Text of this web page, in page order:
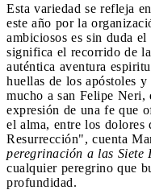
Esta variedad se refleja
este año por la
ambiciosos es sin duda
significa el recorrido de
auténtica aventura
huellas de los apóstoles
mucho a san Felipe
expresión de una fe que
el alma, entre los dolores
Resurrección", cuenta
peregrinación a las Siete
cualquier peregrino que
profundidad.